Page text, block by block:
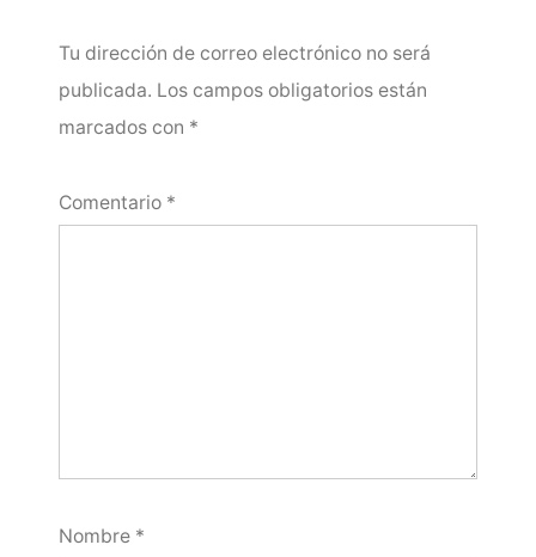
Tu dirección de correo electrónico no será
publicada. Los campos obligatorios están
marcados con *
Comentario *
Nombre *